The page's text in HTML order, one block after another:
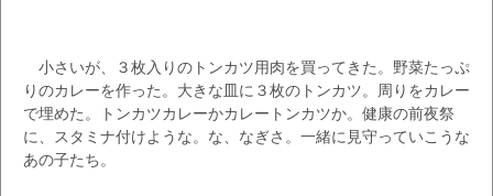
小さいが、３枚入りのトンカツ用肉を買ってきた。野菜たっぷ
りのカレーを作った。大きな皿に３枚のトンカツ。周りをカレー
で埋めた。トンカツカレーかカレートンカツか。健康の前夜祭
に、スタミナ付けような。な、なぎさ。一緒に見守っていこうな
あの子たち。